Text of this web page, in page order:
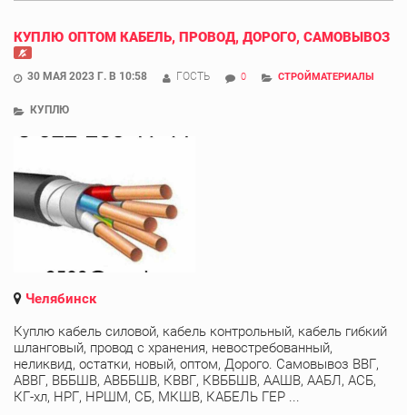
КУПЛЮ ОПТОМ КАБЕЛЬ, ПРОВОД, ДОРОГО, САМОВЫВОЗ
30 МАЯ 2023 Г. В 10:58 ГОСТЬ 0 СТРОЙМАТЕРИАЛЫ
КУПЛЮ
Челябинск
Куплю кабель силовой, кабель контрольный, кабель гибкий
шланговый, провод с хранения, невостребованный,
неликвид, остатки, новый, оптом, Дорого. Самовывоз ВВГ,
АВВГ, ВББШВ, АВББШВ, КВВГ, КВББШВ, ААШВ, ААБЛ, АСБ,
КГ-хл, НРГ, НРШМ, СБ, МКШВ, КАБЕЛЬ ГЕР ...